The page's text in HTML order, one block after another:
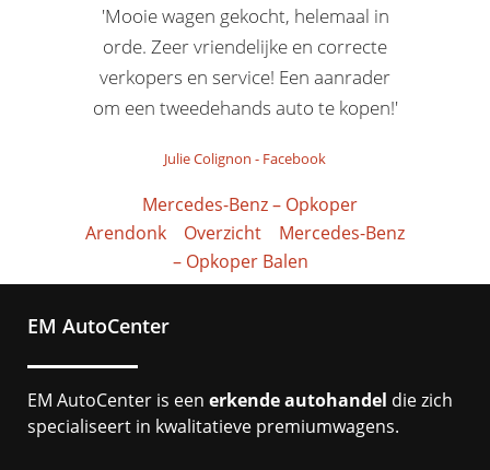
'Mooie wagen gekocht, helemaal in
orde. Zeer vriendelijke en correcte
verkopers en service! Een aanrader
om een tweedehands auto te kopen!'
Julie Colignon - Facebook
Mercedes-Benz – Opkoper
Arendonk
Overzicht
Mercedes-Benz
– Opkoper Balen
EM AutoCenter
EM AutoCenter is een erkende autohandel die zich
specialiseert in kwalitatieve premiumwagens.